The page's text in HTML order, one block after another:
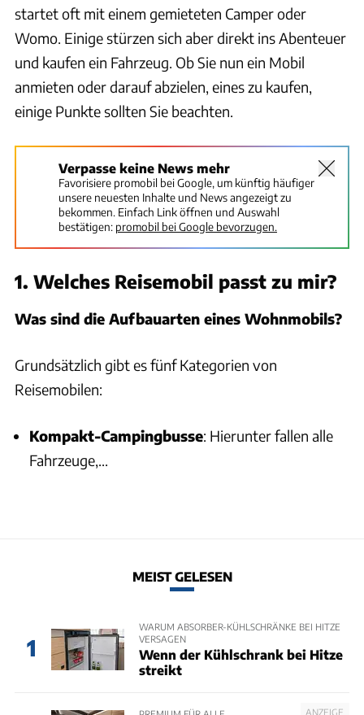
startet oft mit einem gemieteten Camper oder
Womo. Einige stürzen sich aber direkt ins Abenteuer
und kaufen ein Fahrzeug. Ob Sie nun ein Mobil
anmieten oder darauf abzielen, eines zu kaufen,
einige Punkte sollten Sie beachten.
Verpasse keine News mehr
Favorisiere promobil bei Google, um künftig häufiger
unsere neuesten Inhalte und News angezeigt zu
bekommen. Einfach Link öffnen und Auswahl
bestätigen: promobil bei Google bevorzugen.
1. Welches Reisemobil passt zu mir?
Was sind die Aufbauarten eines Wohnmobils?
Grundsätzlich gibt es fünf Kategorien von
Reisemobilen:
Kompakt-Campingbusse: Hierunter fallen alle
Fahrzeuge,...
MEIST GELESEN
1
WARUM ABSORBER-KÜHLSCHRÄNKE BEI HITZE
VERSAGEN
Wenn der Kühlschrank bei Hitze
streikt
ANZEIGE